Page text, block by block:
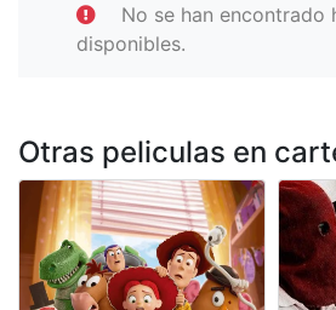
No se han encontrado
disponibles.
Otras peliculas en